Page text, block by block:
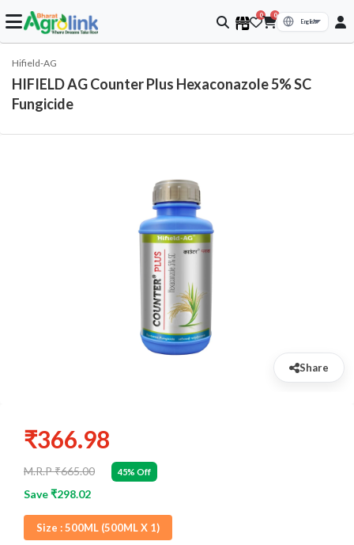
0 0
Hifield-AG
HIFIELD AG Counter Plus Hexaconazole 5% SC
Fungicide
Share
₹366.98
M.R.P ₹665.00 45% Off
Save ₹298.02
Size :500ML (500ML X 1)